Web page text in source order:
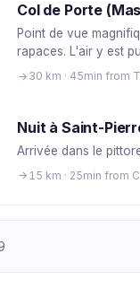
Col de Porte
Point de vue
rapaces. L'air y est
30 km · 45min from
Nuit à Saint-
Arrivée dans le
15 km · 25min from